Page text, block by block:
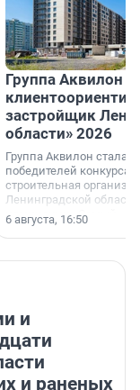
Группа Аквилон
застройщик
области» 2026
Группа Аквилон стала
победителей конкурса
строительная
Ленинградской области
номинации «Самый
застройщик
области».
6 августа, 16:50
и
и раненых